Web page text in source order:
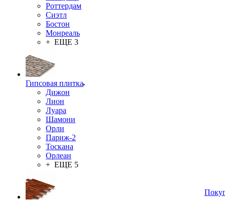
Роттердам
Сиэтл
Бостон
Монреаль
+ ЕЩЕ 3
Гипсовая плитка
Дижон
Лион
Луара
Шамони
Орли
Париж-2
Тоскана
Орлеан
+ ЕЩЕ 5